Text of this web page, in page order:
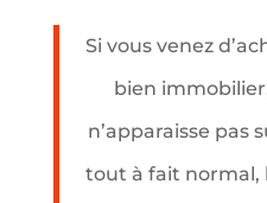
Si vous venez
bien
n’apparaisse pas
tout à fait normal,